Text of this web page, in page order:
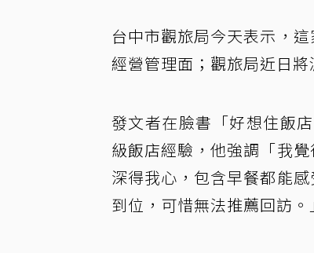
台中市觀旅局今天表示，
經營管理面；觀旅局近日
發文者在臉書「好想住飯
級飯店經驗，他強調「我
深得我心，包含早餐都能
到位，可惜無法推薦回訪。」